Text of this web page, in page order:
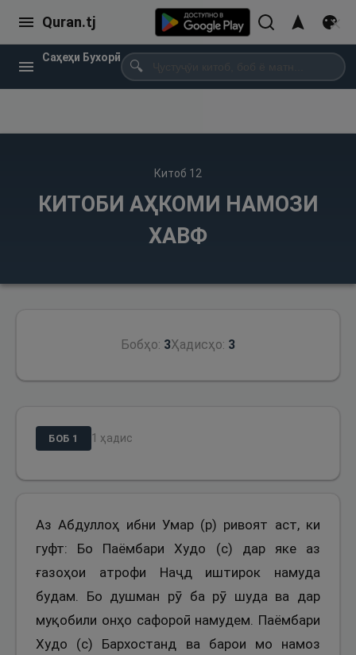
Quran.tj
Саҳеҳи Бухорӣ
🔍
Китоб 12
КИТОБИ АҲКОМИ НАМОЗИ
ХАВФ
Бобҳо: 3Ҳадисҳо: 3
БОБ 1 1 ҳадис
Аз Абдуллоҳ ибни Умар (р) ривоят аст, ки
гуфт: Бо Паёмбари Худо (с) дар яке аз
ғазоҳои атрофи Наҷд иштирок намуда
будам. Бо душман рӯ ба рӯ шуда ва дар
муқобили онҳо сафороӣ намудем. Паёмбари
Худо (с) Бархостанд ва барои мо намоз